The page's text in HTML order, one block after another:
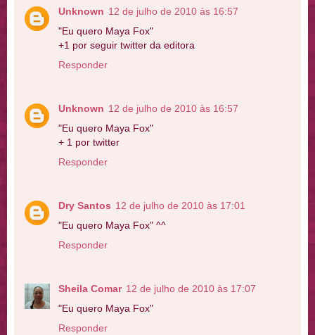
Unknown 12 de julho de 2010 às 16:57
"Eu quero Maya Fox"
+1 por seguir twitter da editora
Responder
Unknown 12 de julho de 2010 às 16:57
"Eu quero Maya Fox"
+ 1 por twitter
Responder
Dry Santos 12 de julho de 2010 às 17:01
"Eu quero Maya Fox" ^^
Responder
Sheila Comar 12 de julho de 2010 às 17:07
"Eu quero Maya Fox"
Responder